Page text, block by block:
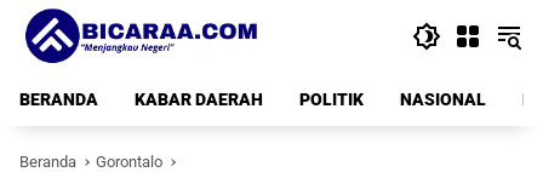
Langsung
konten
BERANDA
KABAR DAERAH POLITIK NASIONAL
Beranda Gorontalo